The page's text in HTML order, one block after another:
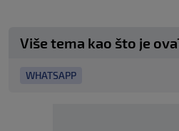
Više tema kao što je
WHATSAPP